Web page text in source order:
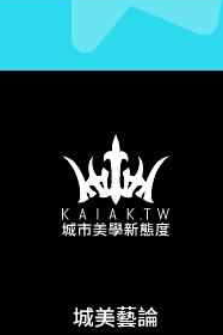
城美藝論